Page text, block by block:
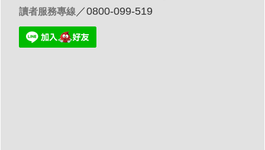
讀者服務專線 ／0800-099-519